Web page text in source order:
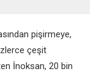
pişirmeye,
çeşit
İnoksan, 20 bin